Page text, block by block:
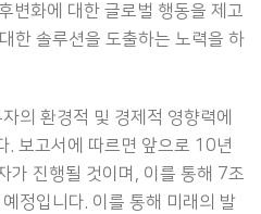
변화에 대한 글로벌 행동을 제고
한 솔루션을 도출하는 노력을 하
의 환경적 및 경제적 영향력에
. 보고서에 따르면 앞으로 10년
가 진행될 것이며, 이를 통해 7조
정입니다. 이를 통해 미래의 발